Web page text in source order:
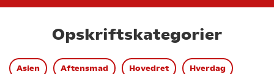
Opskriftskategorier
Asien Aftensmad Hovedret Hverdag